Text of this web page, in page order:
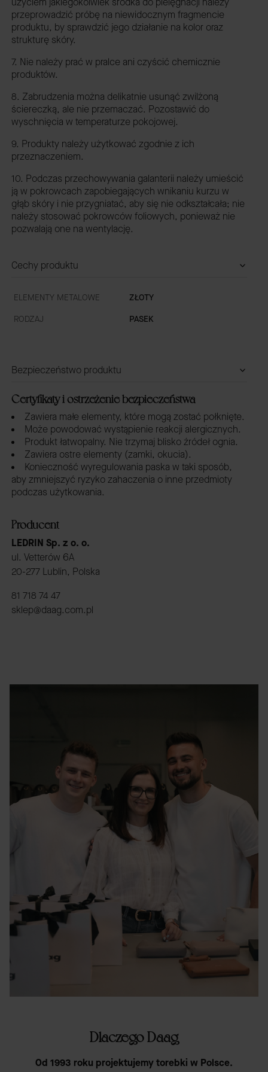
przeprowadzić próbę na niewidocznym fragmencie
produktu, by sprawdzić jego działanie na kolor oraz
strukturę skóry.
7. Nie należy prać w pralce ani czyścić chemicznie
produktów.
8. Zabrudzenia można delikatnie usunąć zwilżoną
ściereczką, ale nie przemaczać. Pozostawić do
wyschnięcia w temperaturze pokojowej.
9. Produkty należy użytkować zgodnie z ich
przeznaczeniem.
10. Podczas przechowywania galanterii należy umieścić
ją w pokrowcach zapobiegających wnikaniu kurzu w
głąb skóry i nie przygniatać, aby się nie odkształcała; nie
należy stosować pokrowców foliowych, ponieważ nie
pozwalają one na wentylację.
Cechy produktu
ELEMENTY METALOWE
ZŁOTY
RODZAJ
PASEK
Bezpieczeństwo produktu
Certyfikaty i ostrzeżenie bezpieczeństwa
Zawiera małe elementy, które mogą zostać połknięte.
Może powodować wystąpienie reakcji alergicznych.
Produkt łatwopalny. Nie trzymaj blisko źródeł ognia.
Zawiera ostre elementy (zamki, okucia).
Konieczność wyregulowania paska w taki sposób,
aby zmniejszyć ryzyko zahaczenia o inne przedmioty
podczas użytkowania.
Producent
LEDRIN Sp. z o. o.
ul. Vetterów 6A
20-277 Lublin, Polska
81 718 74 47
sklep@daag.com.pl
Dlaczego Daag
Od 1993 roku projektujemy torebki w Polsce.